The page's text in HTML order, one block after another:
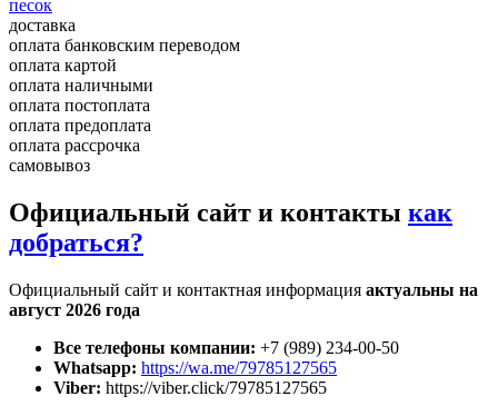
песок
доставка
оплата банковским переводом
оплата картой
оплата наличными
оплата постоплата
оплата предоплата
оплата рассрочка
самовывоз
Официальный сайт и контакты как
добраться?
Официальный сайт и контактная информация актуальны на
август 2026 года
Все телефоны компании: +7 (989) 234-00-50
Whatsapp: https://wa.me/79785127565
Viber: https://viber.click/79785127565